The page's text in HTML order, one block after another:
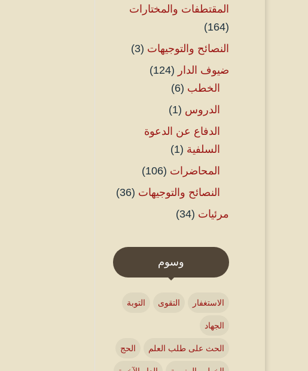
المقتطفات والمختارات
(164)
النصائح والتوجيهات (3)
ضيوف الدار (124)
الخطب (6)
الدروس (1)
الدفاع عن الدعوة
السلفية (1)
المحاضرات (106)
النصائح والتوجيهات (36)
مرئيات (34)
وسوم
الاستغفار التقوى التوبة
الجهاد
الحث على طلب العلم الحج